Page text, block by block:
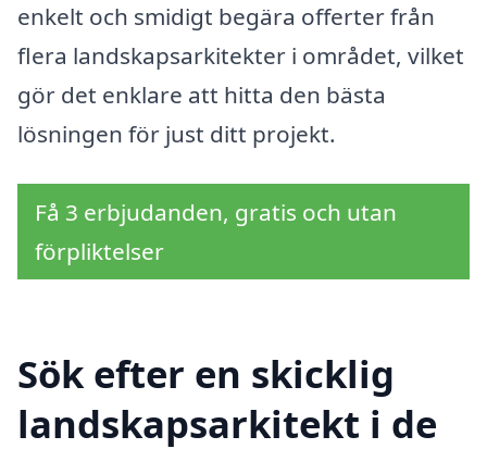
enkelt och smidigt begära offerter från
flera landskapsarkitekter i området, vilket
gör det enklare att hitta den bästa
lösningen för just ditt projekt.
Få 3 erbjudanden, gratis och utan
förpliktelser
Sök efter en skicklig
landskapsarkitekt i de